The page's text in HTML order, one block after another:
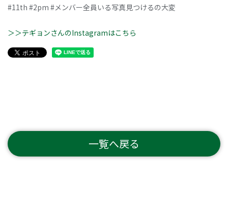
#11th #2pm #メンバー全員いる写真見つけるの大変
＞＞テギョンさんのInstagramはこちら
一覧へ戻る